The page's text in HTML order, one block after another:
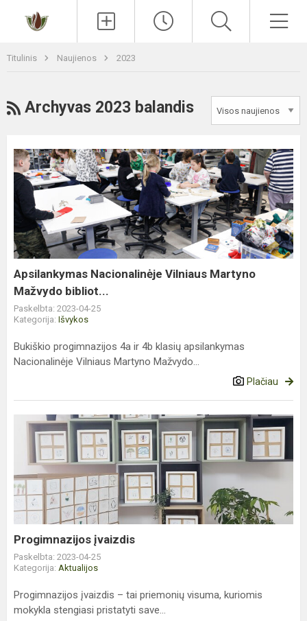
Titulinis Naujienos 2023
RSS
Archyvas 2023 balandis
Apsilankymas
Nacionalinėje
Vilniaus
Martyno
Mažvydo
bibliot...
Apsilankymas Nacionalinėje Vilniaus Martyno
Mažvydo bibliot...
Paskelbta: 2023-04-25
Kategorija: Išvykos
Bukiškio progimnazijos 4a ir 4b klasių apsilankymas
Nacionalinėje Vilniaus Martyno Mažvydo...
Plačiau
Progimnazijos
įvaizdis
Progimnazijos įvaizdis
Paskelbta: 2023-04-25
Kategorija: Aktualijos
Progimnazijos įvaizdis – tai priemonių visuma, kuriomis
mokykla stengiasi pristatyti save...